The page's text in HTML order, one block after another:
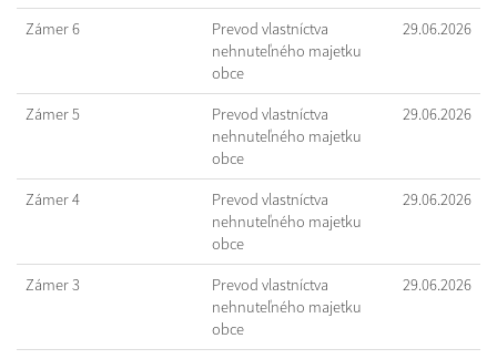
Zámer 6
Prevod vlastníctva
nehnuteľného majetku
obce
29.06.2026
Zámer 5
Prevod vlastníctva
nehnuteľného majetku
obce
29.06.2026
Zámer 4
Prevod vlastníctva
nehnuteľného majetku
obce
29.06.2026
Zámer 3
Prevod vlastníctva
nehnuteľného majetku
obce
29.06.2026